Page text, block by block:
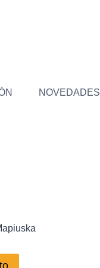
NOVEDADES